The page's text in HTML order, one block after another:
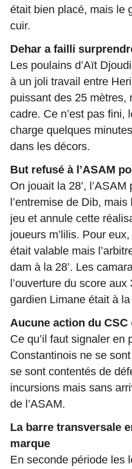
était bien placé, mais le
cuir.
Dehar a failli
Les poulains d’Aït
à un joli travail entre
puissant des 25 mètres,
cadre. Ce n’est pas fini,
charge quelques
dans les décors.
But refusé à l’ASAM
On jouait la 28’,
l’entremise de Dib,
jeu et annule cette
joueurs m’lilis. Pour
était valable mais
dam à la 28’. Les
l’ouverture du score aux
gardien Limane était à
Aucune action du
Ce qu’il faut signaler en
Constantinois ne se
se sont contentés de
incursions mais sans
de l’ASAM.
La barre transversale
marque
En seconde période les